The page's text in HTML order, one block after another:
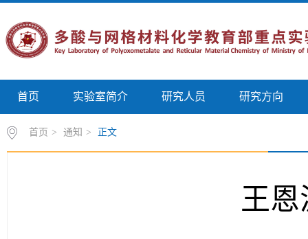
首页 实验室简介 研究人员 研究方向
首页 > 通知 > 正文
王恩